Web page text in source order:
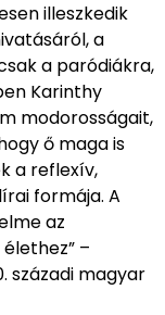
illeszkedik
a
a paródiákra,
Karinthy
modorosságait,
ő maga is
a reflexív,
formája. A
az
–
századi magyar